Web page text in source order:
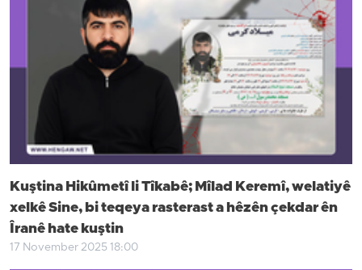
Kuştina Hikûmetî li Tîkabê; Mîlad Keremî, welatiyê
xelkê Sine, bi teqeya rasterast a hêzên çekdar ên
Îranê hate kuştin
17 November 2025 18:00